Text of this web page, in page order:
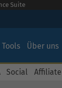
Suite
Über uns
Social Affiliate